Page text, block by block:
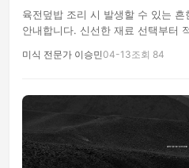
육전덮밥 조리 시 발생할 수 있는
안내합니다. 신선한 재료 선택부터
미식 전문가 이승민04-13조회 84